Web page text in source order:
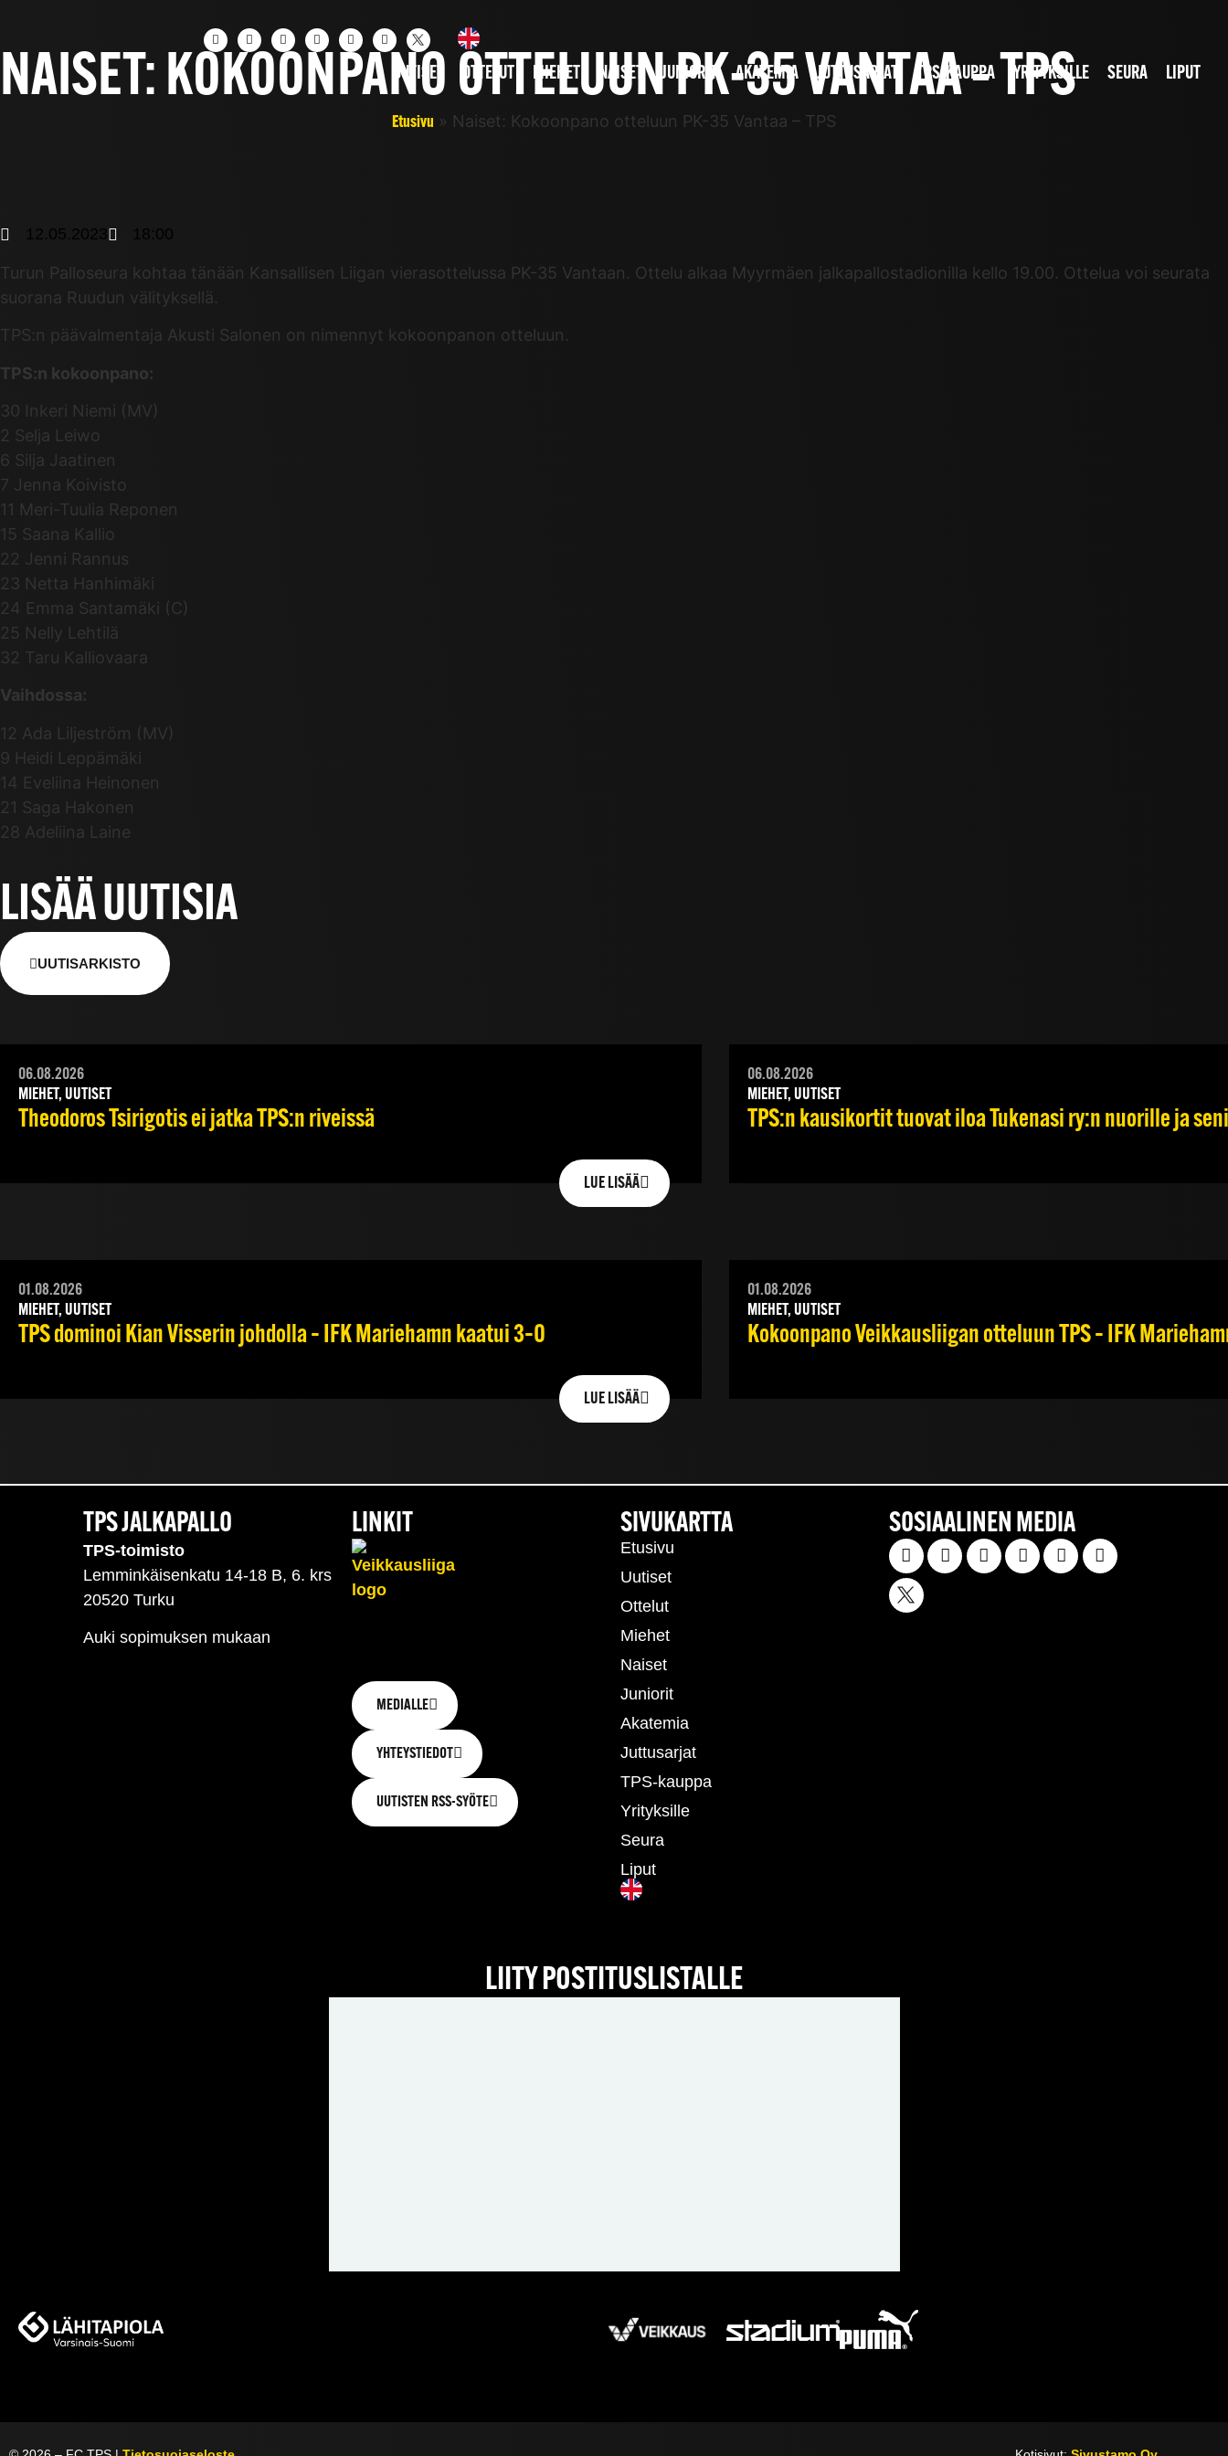
UUTISET OTTELUT MIEHET NAISET JUNIORIT AKATEMIA JUTTUSARJAT TPS-KAUPPA YRITYKSILLE SEURA LIPUT
NAISET: KOKOONPANO OTTELUUN PK-35 VANTAA – TPS
Etusivu » Naiset: Kokoonpano otteluun PK-35 Vantaa – TPS
12.05.2023 18:00
Turun Palloseura kohtaa tänään Kansallisen Liigan vierasottelussa PK-35 Vantaan. Ottelu alkaa Myyrmäen jalkapallostadionilla kello 19.00. Ottelua voi seurata
suorana Ruudun välityksellä.
TPS:n päävalmentaja Akusti Salonen on nimennyt kokoonpanon otteluun.
TPS:n kokoonpano:
30 Inkeri Niemi (MV)
2 Selja Leiwo
6 Silja Jaatinen
7 Jenna Koivisto
11 Meri-Tuulia Reponen
15 Saana Kallio
22 Jenni Rannus
23 Netta Hanhimäki
24 Emma Santamäki (C)
25 Nelly Lehtilä
32 Taru Kalliovaara
Vaihdossa:
12 Ada Liljeström (MV)
9 Heidi Leppämäki
14 Eveliina Heinonen
21 Saga Hakonen
28 Adeliina Laine
LISÄÄ UUTISIA
UUTISARKISTO
06.08.2026
MIEHET, UUTISET
Theodoros Tsirigotis ei jatka TPS:n riveissä
LUE LISÄÄ
06.08.2026
MIEHET, UUTISET
TPS:n kausikortit tuovat iloa Tukenasi ry:n nuorille ja
01.08.2026
MIEHET, UUTISET
TPS dominoi Kian Visserin johdolla – IFK Mariehamn kaatui 3–0
LUE LISÄÄ
01.08.2026
MIEHET, UUTISET
Kokoonpano Veikkausliigan otteluun TPS – IFK
TPS JALKAPALLO
TPS-toimisto
Lemminkäisenkatu 14-18 B, 6. krs
20520 Turku
Auki sopimuksen mukaan
LINKIT
MEDIALLE
YHTEYSTIEDOT
UUTISTEN RSS-SYÖTE
SIVUKARTTA
Etusivu
Uutiset
Ottelut
Miehet
Naiset
Juniorit
Akatemia
Juttusarjat
TPS-kauppa
Yrityksille
Seura
Liput
SOSIAALINEN MEDIA
LIITY POSTITUSLISTALLE